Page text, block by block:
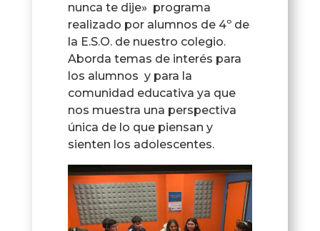
nunca te dije» programa
realizado por alumnos de 4º de
la E.S.O. de nuestro colegio.
Aborda temas de interés para
los alumnos y para la
comunidad educativa ya que
nos muestra una perspectiva
única de lo que piensan y
sienten los adolescentes.